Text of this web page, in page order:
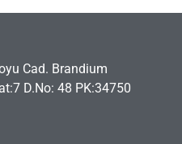
Cad. Brandium
D.No: 48 PK:34750